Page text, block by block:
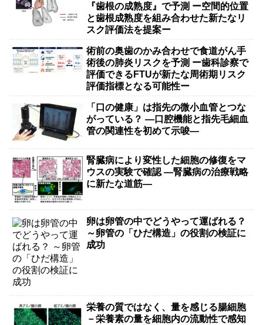
『歯根の成熟度』で予測 ー空間的位置
と歯根成熟度を組み合わせた新たなリ
スク評価法を提案ー
術前の奥歯のかみ合わせで食道がん手
術後の肺炎リスクを予測 ー歯科診察で
評価できるFTUが新たな周術期リスク
評価指標となる可能性ー
「口の健康」は指先の微小血管とつな
がっている？ ―口腔機能と指先毛細血
管の関連性を初めて示唆―
腎臓病により変性した細胞の修復をマ
ウスの実験で確認 ―腎臓病の治療戦略
に新たな道筋―
卵は卵管の中でどうやって運ばれる？
～卵管の「ひだ構造」の役割の検証に
成功
栄養の質ではなく、量を感じる腸細胞
－栄養素の量を細胞内の流動性で感知